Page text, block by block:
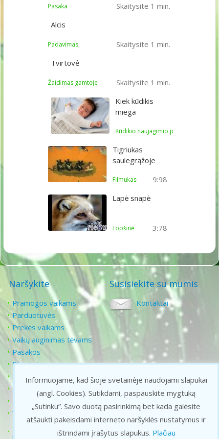
Skaitysite 1 min.
Pasaka
Alcis
Skaitysite 1 min.
Padavimas
Tvirtovė
Skaitysite 1 min.
Žaidimas gamtoje
Kiek kūdikis
miega
Kūdikio naujagimio priežiūra
Tigriukas
saulegrąžoje
9:98
Filmukas
Lapė snapė
3:78
Lopšinė
Naršykite
Pramogos vaikams
Parduotuvės
Prekės vaikams
Vaikų auginimas tėvams
Pasakos
Filmukai
Žaidimai vaikams
Senoji animacija
Karaoke vaikams
Vaikiškos dainelės
Žaidimai gamtoje ir
Susisiekite su mumis
Kontaktai
Informuojame, kad šioje svetainėje naudojami slapukai
(angl. Cookies). Sutikdami, paspauskite mygtuką
„Sutinku“. Savo duotą pasirinkimą bet kada galėsite
atšaukti pakeisdami interneto naršyklės nustatymus ir
ištrindami įrašytus slapukus. Plačiau